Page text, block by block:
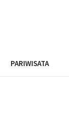
PARIWISATA